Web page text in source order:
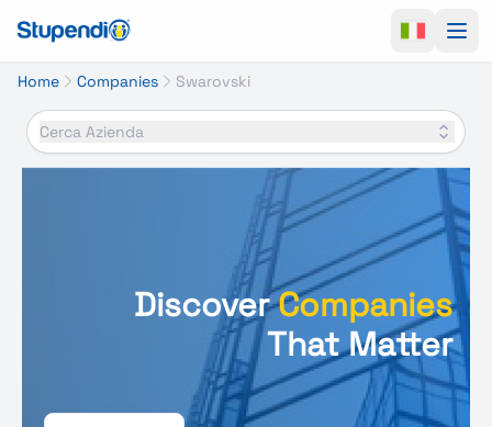
Home Companies Swarovski
Cerca Azienda
DiscoverCompanies
That Matter